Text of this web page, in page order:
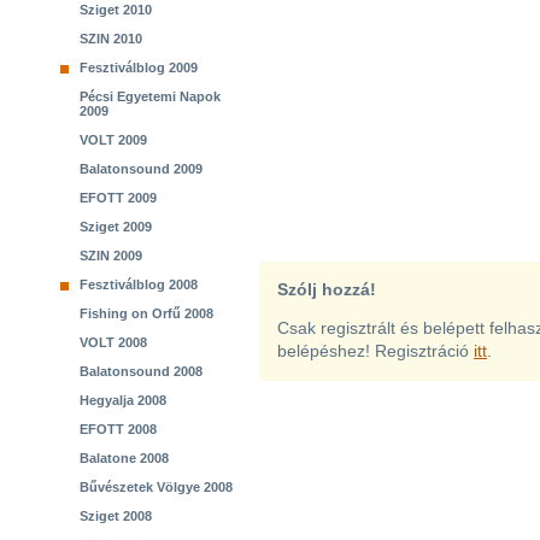
Sziget 2010
SZIN 2010
Fesztiválblog 2009
Pécsi Egyetemi Napok
2009
VOLT 2009
Balatonsound 2009
EFOTT 2009
Sziget 2009
SZIN 2009
Fesztiválblog 2008
Fishing on Orfű 2008
VOLT 2008
Balatonsound 2008
Hegyalja 2008
EFOTT 2008
Balatone 2008
Bűvészetek Völgye 2008
Sziget 2008
Szólj hozzá!
Csak regisztrált és belépett
belépéshez! Regisztráció itt